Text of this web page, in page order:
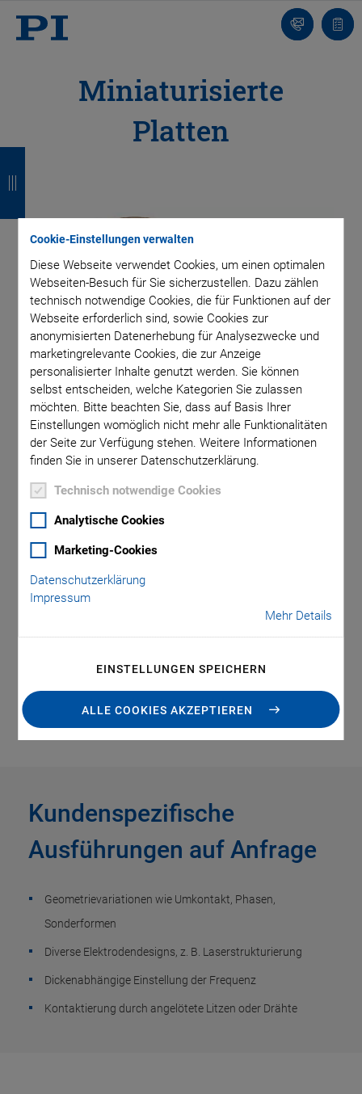
Cookie-Einstellungen verwalten
Diese Webseite verwendet Cookies, um einen optimalen
Webseiten-Besuch für Sie sicherzustellen. Dazu zählen
technisch notwendige Cookies, die für Funktionen auf der
Webseite erforderlich sind, sowie Cookies zur
anonymisierten Datenerhebung für Analysezwecke und
marketingrelevante Cookies, die zur Anzeige
personalisierter Inhalte genutzt werden. Sie können
selbst entscheiden, welche Kategorien Sie zulassen
möchten. Bitte beachten Sie, dass auf Basis Ihrer
Einstellungen womöglich nicht mehr alle Funktionalitäten
der Seite zur Verfügung stehen. Weitere Informationen
finden Sie in unserer Datenschutzerklärung.
Technisch notwendige Cookies
Analytische Cookies
Marketing-Cookies
Datenschutzerklärung
Impressum
Mehr Details
EINSTELLUNGEN SPEICHERN
ALLE COOKIES AKZEPTIEREN
Kontakt
Miniaturisierte
Platten
Anwendungsbereiche
Minimalinvasive medizinische Instrumente
Haptische Feedback-Systeme
ANGEBOT / BESTELLUNG
Kundenspezifische
Ausführungen auf Anfrage
Geometrievariationen wie Umkontakt, Phasen,
Sonderformen
Diverse Elektrodendesigns, z. B. Laserstrukturierung
Dickenabhängige Einstellung der Frequenz
Kontaktierung durch angelötete Litzen oder Drähte
r
ü
c
k
r
ü
c
k
r
ü
c
k
r
ü
c
k